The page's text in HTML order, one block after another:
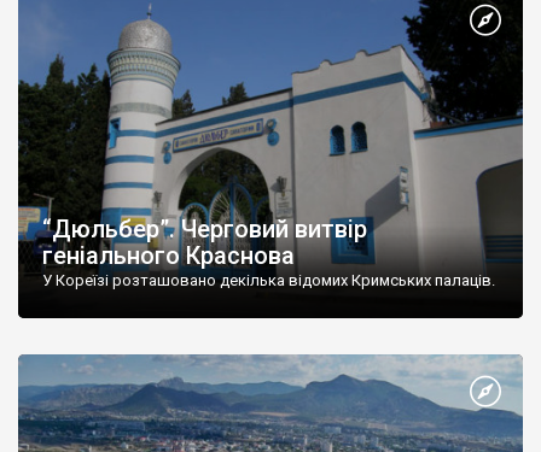
“Дюльбер”. Черговий витвір
геніального Краснова
У Кореїзі розташовано декілька відомих Кримських палаців.